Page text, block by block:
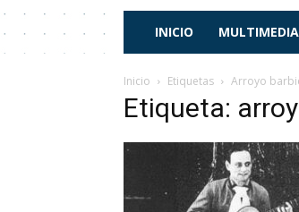
INICIO MULTIMEDIA
Inicio Etiquetas Arroyo
Etiqueta: